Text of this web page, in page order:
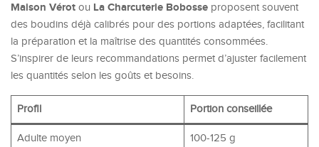
Maison Vérot ou La Charcuterie Bobosse proposent souvent
des boudins déjà calibrés pour des portions adaptées, facilitant
la préparation et la maîtrise des quantités consommées.
S’inspirer de leurs recommandations permet d’ajuster facilement
les quantités selon les goûts et besoins.
Profil Portion conseillée
Adulte moyen 100-125 g